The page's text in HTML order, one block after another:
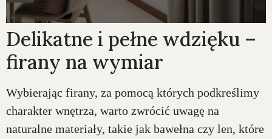
Delikatne i pełne wdzięku –
firany na wymiar
Wybierając firany, za pomocą których podkreślimy
charakter wnętrza, warto zwrócić uwagę na
naturalne materiały, takie jak bawełna czy len, które